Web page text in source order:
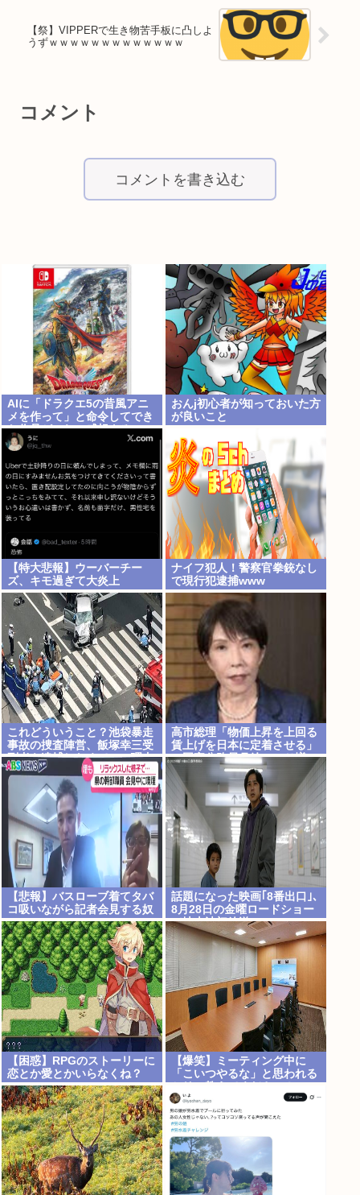
【祭】VIPPERで生き物苦手板に凸しよ
うずｗｗｗｗｗｗｗｗｗｗｗｗｗ
コメント
コメントを書き込む
AIに「ドラクエ5の昔風アニ
メを作って」と命令してでき
た作品がこれ、感想よろ
おんj初心者が知っておいた方
が良いこと
【特大悲報】ウーバーチー
ズ、キモ過ぎて大炎上
ナイフ犯人！警察官拳銃なし
で現行犯逮捕www
これどういうこと？池袋暴走
事故の捜査陣営、飯塚幸三受
刑者を逮捕しなくていい理由
を考えるために1000ページも
の法解釈書を読んでた模様…
自民議員からも圧力
高市総理「物価上昇を上回る
賃上げを日本に定着させる」
→国家公務員月給3.51％増へ
地方公務員も追随する見通し
【悲報】バスローブ着てタバ
コ吸いながら記者会見する奴
www
話題になった映画｢8番出口｣､
8月28日の金曜ロードショー
で地上波初放送
【困惑】RPGのストーリーに
恋とか愛とかいらなくね？
www
【爆笑】ミーティング中に
「こいつやるな」と思われる
www